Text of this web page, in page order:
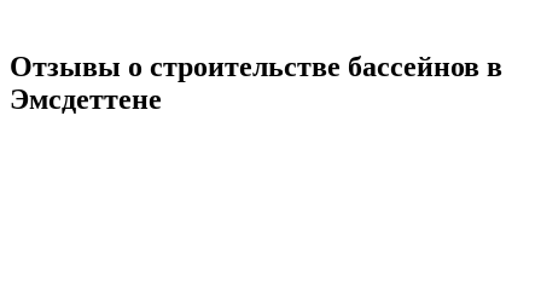
Отзывы о строительстве бассейнов в
Эмсдеттене